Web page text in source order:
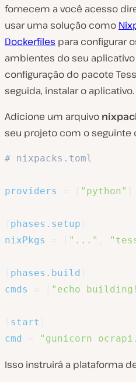
fornecem a você acesso
usar uma solução como
Dockerfiles para configurar
ambientes do seu
configuração do pacote
seguida, instalar o aplicativo.
Adicione um arquivo
seu projeto com o seguinte
# nixpacks.toml
providers "python"
phases.setup
nixPkgs
"..."
phases.build
cmds
"echo
start
cmd
"gunicorn
Isso instruirá a plataforma